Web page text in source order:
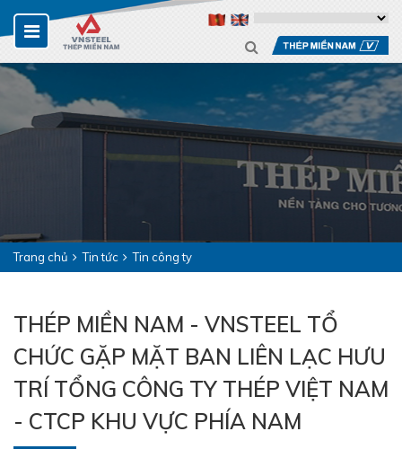
Trang chủ Tin tức Tin công ty
THÉP MIỀN NAM - VNSTEEL TỔ
CHỨC GẶP MẶT BAN LIÊN LẠC HƯU
TRÍ TỔNG CÔNG TY THÉP VIỆT NAM
- CTCP KHU VỰC PHÍA NAM